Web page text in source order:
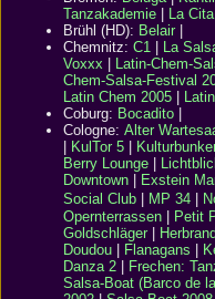
Tanzakademie
La Cita|
Brühl (HD): Belair|
Chemnitz: C1 La
Voxxx
Latin-Chem-
Chem-Salsa-Festival
Latin Chem 2005
Coburg: Bocadito
Cologne: Alter
KulTor 5
Berry Lounge
Downtown
Exstein
Social Club
MP 34
Opernterrassen
Petit
Goldschläger|
Doudou
Flanagans
Danza 2
Frechen:
Salsa-Boat (Barco de